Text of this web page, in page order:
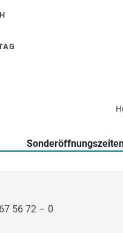
56 72 – 0